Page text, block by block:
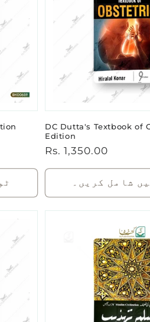
DC Dutta's Textbook of
Edition
باقاعدہ
Rs. 1,350.00
شامل کریں۔